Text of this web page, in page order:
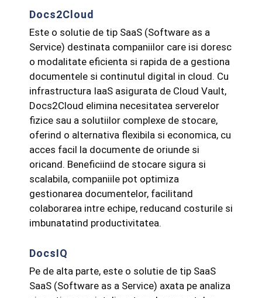
Docs2Cloud
Este o solutie de tip SaaS (Software as a
Service) destinata companiilor care isi doresc
o modalitate eficienta si rapida de a gestiona
documentele si continutul digital in cloud. Cu
infrastructura IaaS asigurata de Cloud Vault,
Docs2Cloud elimina necesitatea serverelor
fizice sau a solutiilor complexe de stocare,
oferind o alternativa flexibila si economica, cu
acces facil la documente de oriunde si
oricand. Beneficiind de stocare sigura si
scalabila, companiile pot optimiza
gestionarea documentelor, facilitand
colaborarea intre echipe, reducand costurile si
imbunatatind productivitatea.
DocsIQ
Pe de alta parte, este o solutie de tip SaaS
SaaS (Software as a Service) axata pe analiza